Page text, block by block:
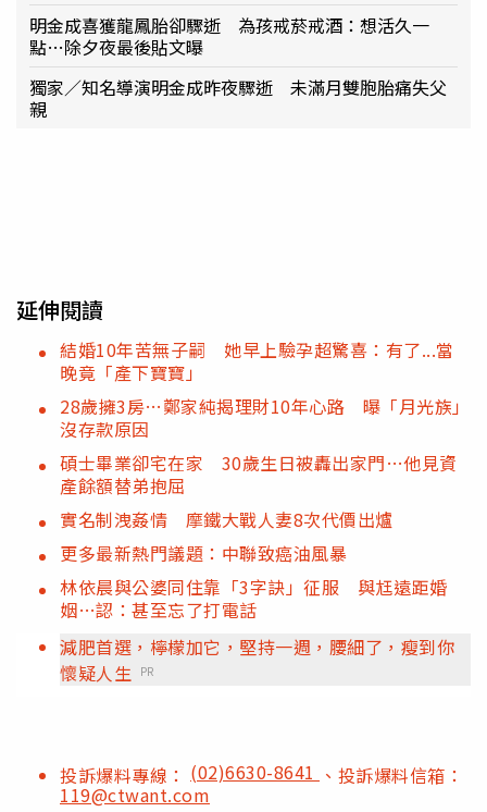
明金成喜獲龍鳳胎卻驟逝 為孩戒菸戒酒：想活久一
點…除夕夜最後貼文曝
獨家／知名導演明金成昨夜驟逝 未滿月雙胞胎痛失父
親
延伸閱讀
結婚10年苦無子嗣 她早上驗孕超驚喜：有了...當
晚竟「產下寶寶」
28歲擁3房…鄭家純揭理財10年心路 曝「月光族」
沒存款原因
碩士畢業卻宅在家 30歲生日被轟出家門…他見資
產餘額替弟抱屈
實名制洩姦情 摩鐵大戰人妻8次代價出爐
更多最新熱門議題：中聯致癌油風暴
林依晨與公婆同住靠「3字訣」征服 與尪遠距婚
姻…認：甚至忘了打電話
減肥首選，檸檬加它，堅持一週，腰細了，瘦到你
懷疑人生 PR
投訴爆料專線： (02)6630-8641 、投訴爆料信箱：
119@ctwant.com